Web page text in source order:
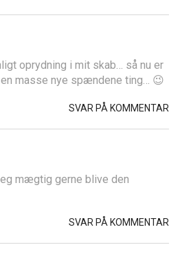
oprydning i mit skab… så nu er
masse nye spændene ting… 😉
SVAR PÅ KOMMENTAR
mægtig gerne blive den
SVAR PÅ KOMMENTAR